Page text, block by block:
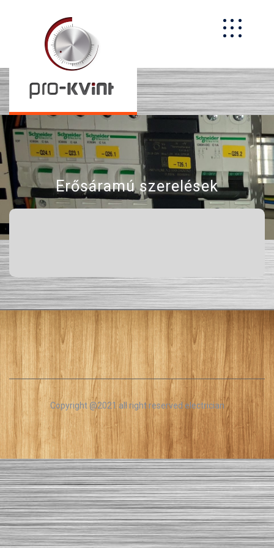
Erősáramú szerelések
Copyright @2021 all right reserved electrician